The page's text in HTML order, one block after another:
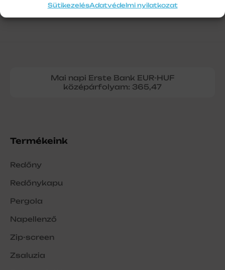
SütikezelésAdatvédelmi nyilatkozat
Mai napi Erste Bank EUR-HUF
középárfolyam: 365,47
Termékeink
Redőny
Redőnykapu
Pergola
Napellenző
Zip-screen
Zsaluzia